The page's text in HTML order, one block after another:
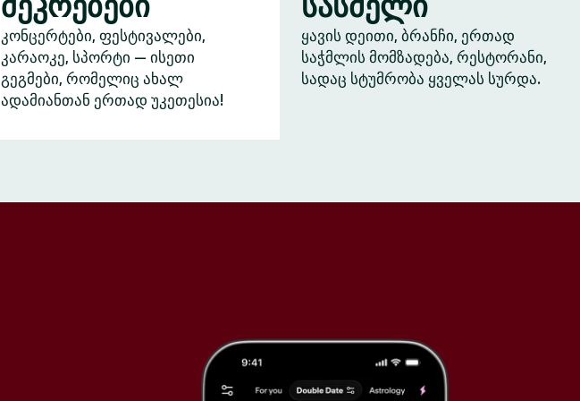
კონცერტები, ფესტივალები,
კარაოკე, სპორტი — ისეთი
გეგმები, რომელიც ახალ
ადამიანთან ერთად უკეთესია!
ყავის დეითი, ბრანჩი, ერთად
საჭმლის მომზადება, რესტორანი,
სადაც სტუმრობა ყველას სურდა.